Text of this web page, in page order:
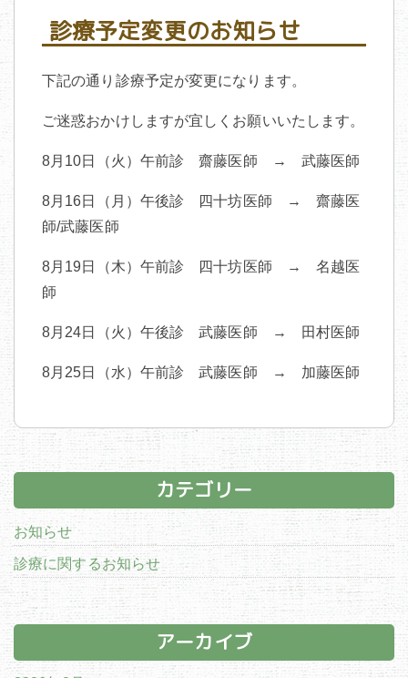
診療予定変更のお知らせ
下記の通り診療予定が変更になります。
ご迷惑おかけしますが宜しくお願いいたします。
8月10日（火）午前診 齋藤医師 → 武藤医師
8月16日（月）午後診 四十坊医師 → 齋藤医
師/武藤医師
8月19日（木）午前診 四十坊医師 → 名越医
師
8月24日（火）午後診 武藤医師 → 田村医師
8月25日（水）午前診 武藤医師 → 加藤医師
カテゴリー
お知らせ
診療に関するお知らせ
アーカイブ